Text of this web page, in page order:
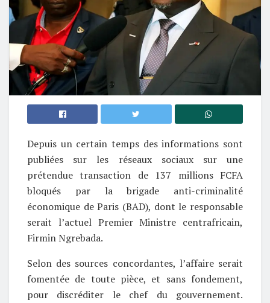
Depuis un certain temps des informations sont
publiées sur les réseaux sociaux sur une
prétendue transaction de 137 millions FCFA
bloqués par la brigade anti-criminalité
économique de Paris (BAD), dont le responsable
serait l’actuel Premier Ministre centrafricain,
Firmin Ngrebada.
Selon des sources concordantes, l’affaire serait
fomentée de toute pièce, et sans fondement,
pour discréditer le chef du gouvernement.